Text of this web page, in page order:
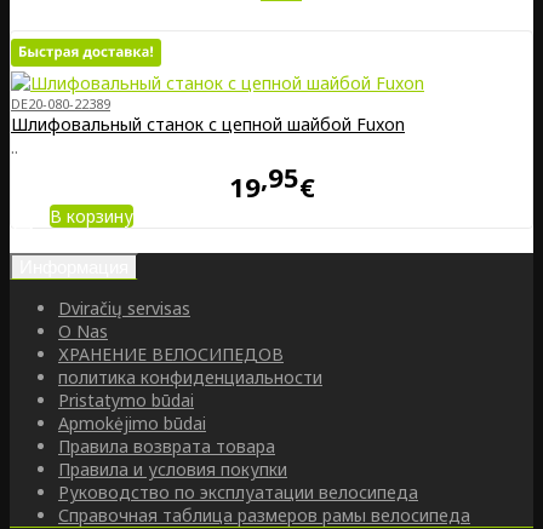
DE20-080-22389
Шлифовальный станок с цепной шайбой Fuxon
..
19 95€
В корзину
Dviračių servisas
O Nas
ХРАНЕНИЕ ВЕЛОСИПЕДОВ
политика конфиденциальности
Pristatymo būdai
Apmokėjimo būdai
Правила возврата товара
Правила и условия покупки
Руководство по эксплуатации велосипеда
Справочная таблица размеров рамы велосипеда